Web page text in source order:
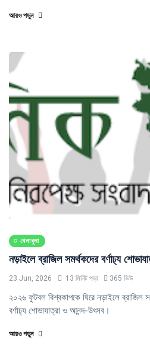
আরও পড়ুন
খেলাধুলা
নড়াইলে ব্রাজিল সমর্থকদের বর্ণাঢ্য
23 Jun, 2026 13 মিনিট পড়া 365 ভিউ
২০২৬ ফুটবল বিশ্বকাপকে ঘিরে নড়াইলে ব্রাজিল
বর্ণাঢ্য শোভাযাত্রা ও আনন্দ-উৎসব।
আরও পড়ুন